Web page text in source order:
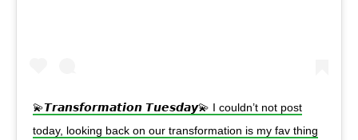
💫𝙏𝙧𝙖𝙣𝙨𝙛𝙤𝙧𝙢𝙖𝙩𝙞𝙤𝙣 𝙏𝙪𝙚𝙨𝙙𝙖𝙮💫 I couldn’t not post
today, looking back on our transformation is my fav thing